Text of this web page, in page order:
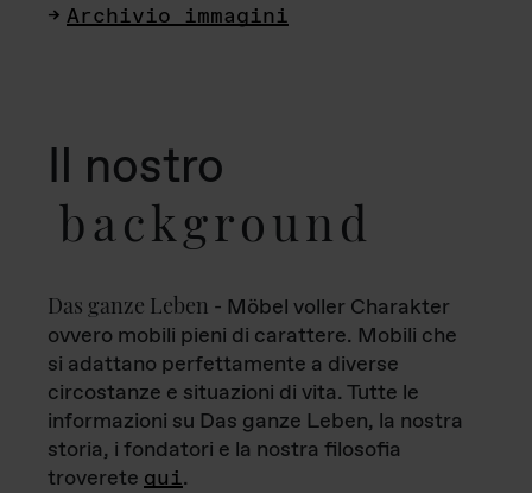
Archivio immagini
Il nostro
background
Das ganze Leben - Möbel voller Charakter
ovvero mobili pieni di carattere. Mobili che
si adattano perfettamente a diverse
circostanze e situazioni di vita. Tutte le
informazioni su Das ganze Leben, la nostra
storia, i fondatori e la nostra filosofia
troverete qui.